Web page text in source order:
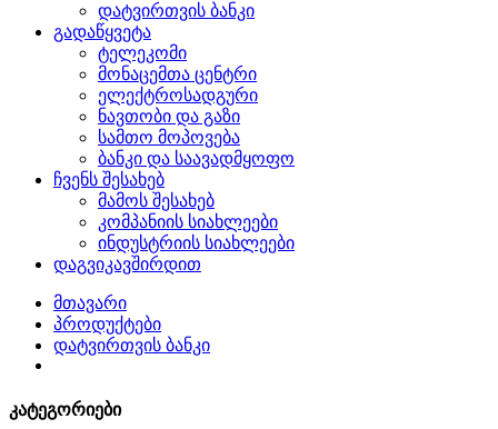
დატვირთვის ბანკი
გადაწყვეტა
ტელეკომი
მონაცემთა ცენტრი
ელექტროსადგური
ნავთობი და გაზი
სამთო მოპოვება
ბანკი და საავადმყოფო
ჩვენს შესახებ
მამოს შესახებ
კომპანიის სიახლეები
ინდუსტრიის სიახლეები
დაგვიკავშირდით
მთავარი
პროდუქტები
დატვირთვის ბანკი
კატეგორიები